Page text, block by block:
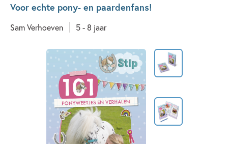
Voor echte pony- en paardenfans!
Sam Verhoeven 5 - 8 jaar